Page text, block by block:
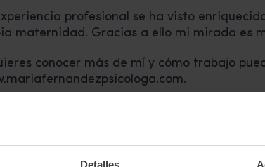
profesional se ha visto
maternidad. Gracias a ello mi mirada es
conocer más de mí y cómo trabajo